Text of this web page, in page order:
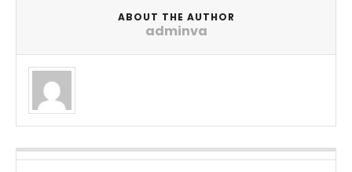
ABOUT THE AUTHOR
adminva